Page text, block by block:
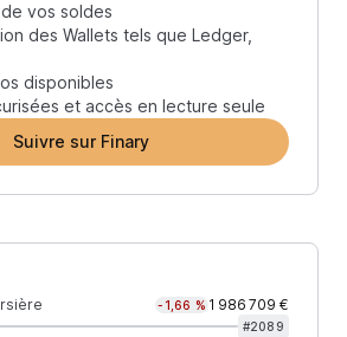
vos soldes
des Wallets tels que Ledger,
disponibles
et accès en lecture seule
Suivre sur Finary
-1,66 % 1 986 709 €
#2089